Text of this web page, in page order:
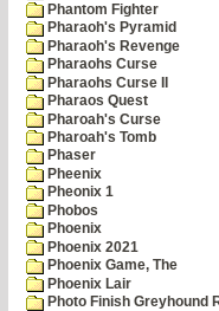
Phantom Fighter
Pharaoh's Pyramid
Pharaoh's Revenge
Pharaohs Curse
Pharaohs Curse II
Pharaos Quest
Pharoah's Curse
Pharoah's Tomb
Phaser
Pheenix
Pheonix 1
Phobos
Phoenix
Phoenix 2021
Phoenix Game, The
Phoenix Lair
Photo Finish Greyhound